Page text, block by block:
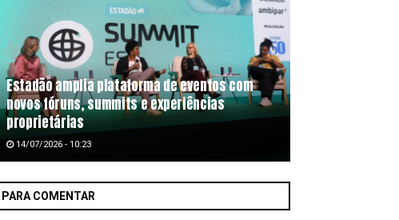
Estadão amplia plataforma de eventos com
novos fóruns, summits e experiências
proprietárias
14/07/2026 - 10:23
PARA COMENTAR